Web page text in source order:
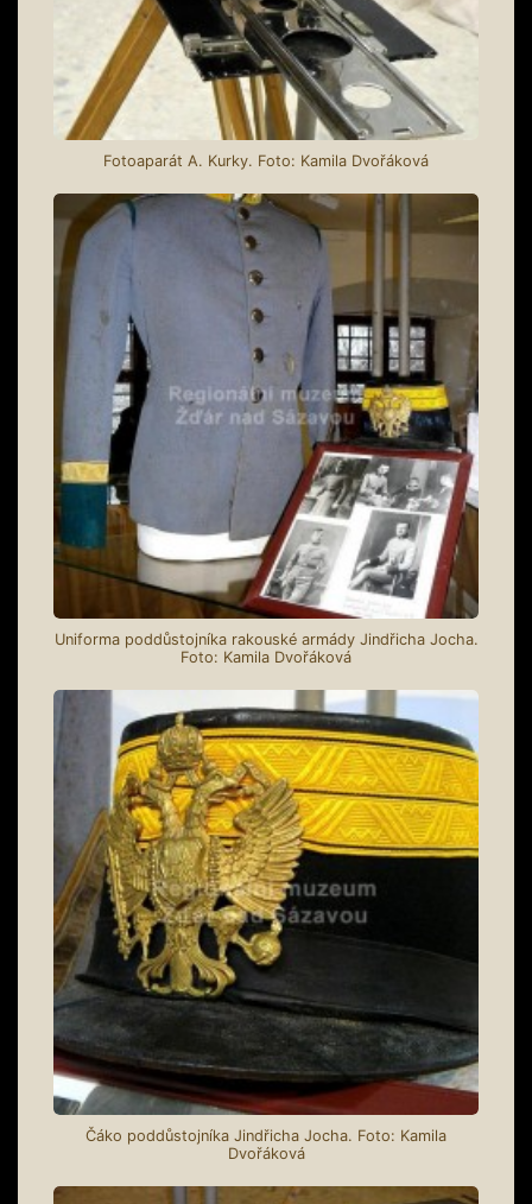
Fotoaparát A. Kurky. Foto: Kamila Dvořáková
Uniforma poddůstojníka rakouské armády Jindřicha Jocha.
Foto: Kamila Dvořáková
Čáko poddůstojníka Jindřicha Jocha. Foto: Kamila
Dvořáková